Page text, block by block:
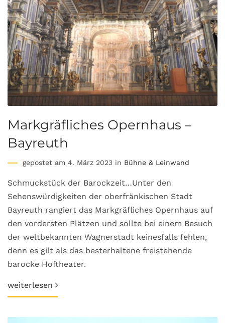
Markgräfliches Opernhaus –
Bayreuth
gepostet am 4. März 2023 in Bühne & Leinwand
Schmuckstück der Barockzeit…Unter den
Sehenswürdigkeiten der oberfränkischen Stadt
Bayreuth rangiert das Markgräfliches Opernhaus auf
den vordersten Plätzen und sollte bei einem Besuch
der weltbekannten Wagnerstadt keinesfalls fehlen,
denn es gilt als das besterhaltene freistehende
barocke Hoftheater.
weiterlesen